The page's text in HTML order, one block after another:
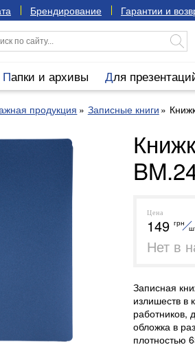
Брендирование Гарантии и
Папки и архивы Для
продукция Записные книги
Цена
149 грн
Нет в
Записная
излишеств в
работников,
обложка в
плотностью